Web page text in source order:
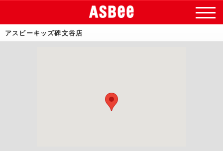
アスビーキッズ碑文谷店